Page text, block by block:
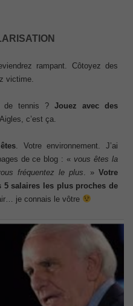
rampant. Côtoyez des
victime.
de tennis ?Jouez avec des
c’est ça.
. Votre environnement. J’ai
de ce blog : « vous êtes la
fréquentez le plus . » Votre
5 salaires les plus proches de
je connais le vôtre